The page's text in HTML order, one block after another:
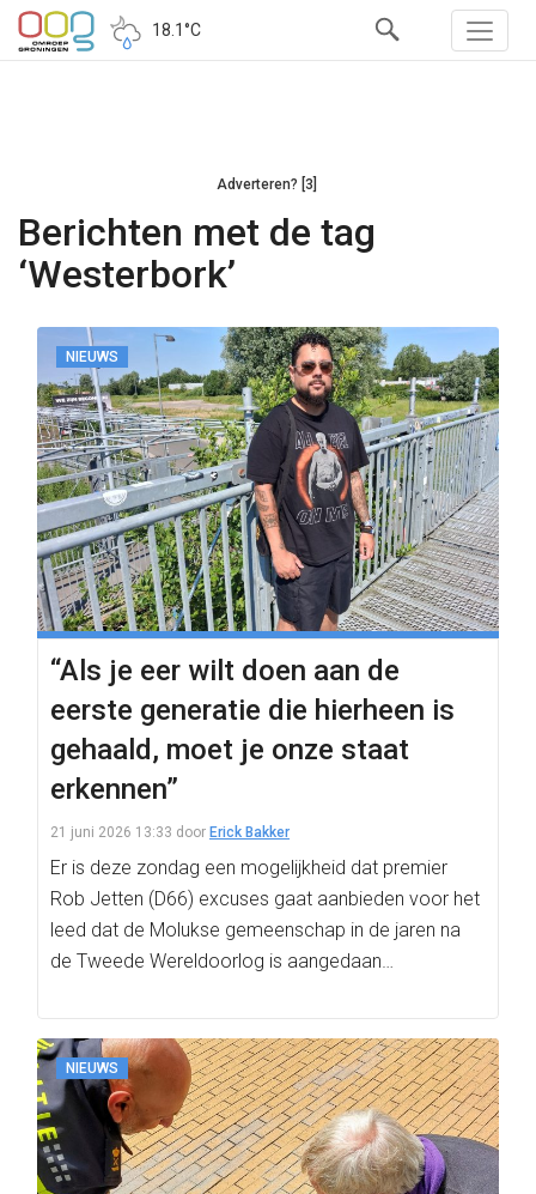
18.1°C
Adverteren? [3]
Berichten met de tag
‘Westerbork’
NIEUWS
“Als je eer wilt doen aan de
eerste generatie die hierheen is
gehaald, moet je onze staat
erkennen”
21 juni 2026 13:33 door Erick Bakker
Er is deze zondag een mogelijkheid dat premier
Rob Jetten (D66) excuses gaat aanbieden voor het
leed dat de Molukse gemeenschap in de jaren na
de Tweede Wereldoorlog is aangedaan…
NIEUWS